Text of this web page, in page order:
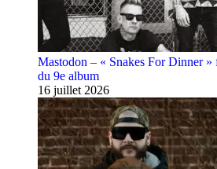
Mastodon – « Snakes For Dinner
du 9e album
16 juillet 2026